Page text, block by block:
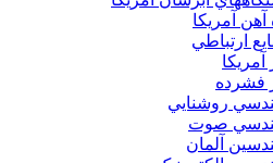
آهن آمريکا
ارتباطي
آمريکا
فشرده
روشنايي
صوت
آلمان